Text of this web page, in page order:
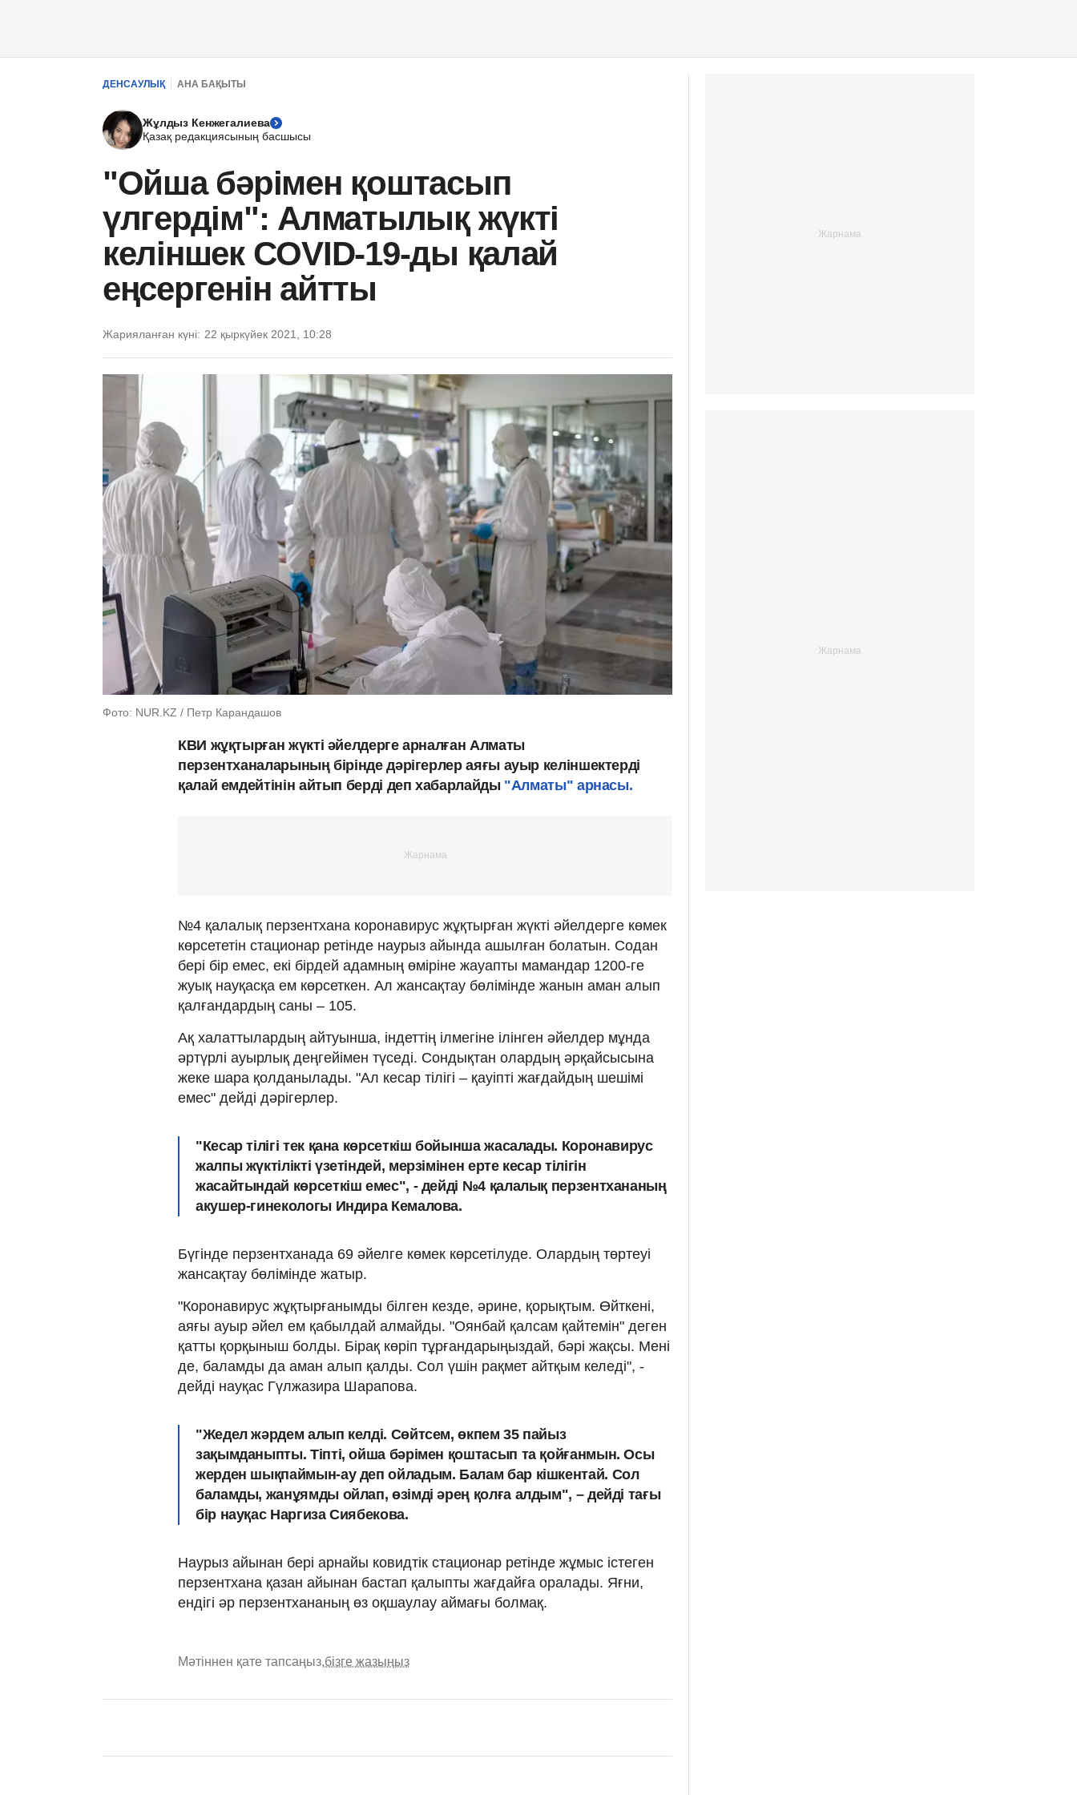
ДЕНСАУЛЫҚ АНА БАҚЫТЫ
Жұлдыз Кенжегалиева
Қазақ редакциясының басшысы
"Ойша бәрімен қоштасып
үлгердім": Алматылық жүкті
келіншек COVID-19-ды қалай
еңсергенін айтты
Жарияланған күні: 22 қыркүйек 2021, 10:28
Фото: NUR.KZ / Петр Карандашов
КВИ жұқтырған жүкті әйелдерге арналған Алматы
перзентханаларының бірінде дәрігерлер аяғы ауыр келіншектерді
қалай емдейтінін айтып берді деп хабарлайды"Алматы" арнасы.
№4 қалалық перзентхана коронавирус жұқтырған жүкті әйелдерге көмек
көрсететін стационар ретінде наурыз айында ашылған болатын. Содан
бері бір емес, екі бірдей адамның өміріне жауапты мамандар 1200-ге
жуық науқасқа ем көрсеткен. Ал жансақтау бөлімінде жанын аман алып
қалғандардың саны – 105.
Ақ халаттылардың айтуынша, індеттің ілмегіне ілінген әйелдер мұнда
әртүрлі ауырлық деңгейімен түседі. Сондықтан олардың әрқайсысына
жеке шара қолданылады. "Ал кесар тілігі – қауіпті жағдайдың шешімі
емес" дейді дәрігерлер.
"Кесар тілігі тек қана көрсеткіш бойынша жасалады. Коронавирус
жалпы жүктілікті үзетіндей, мерзімінен ерте кесар тілігін
жасайтындай көрсеткіш емес", - дейді №4 қалалық перзентхананың
акушер-гинекологы Индира Кемалова.
Бүгінде перзентханада 69 әйелге көмек көрсетілуде. Олардың төртеуі
жансақтау бөлімінде жатыр.
"Коронавирус жұқтырғанымды білген кезде, әрине, қорықтым. Өйткені,
аяғы ауыр әйел ем қабылдай алмайды. "Оянбай қалсам қайтемін" деген
қатты қорқыныш болды. Бірақ көріп тұрғандарыңыздай, бәрі жақсы. Мені
де, баламды да аман алып қалды. Сол үшін рақмет айтқым келеді", -
дейді науқас Гүлжазира Шарапова.
"Жедел жәрдем алып келді. Сөйтсем, өкпем 35 пайыз
зақымданыпты. Тіпті, ойша бәрімен қоштасып та қойғанмын. Осы
жерден шықпаймын-ау деп ойладым. Балам бар кішкентай. Сол
баламды, жанұямды ойлап, өзімді әрең қолға алдым", – дейді тағы
бір науқас Наргиза Сиябекова.
Наурыз айынан бері арнайы ковидтік стационар ретінде жұмыс істеген
перзентхана қазан айынан бастап қалыпты жағдайға оралады. Яғни,
ендігі әр перзентхананың өз оқшаулау аймағы болмақ.
Мәтіннен қате тапсаңыз,бізге жазыңыз